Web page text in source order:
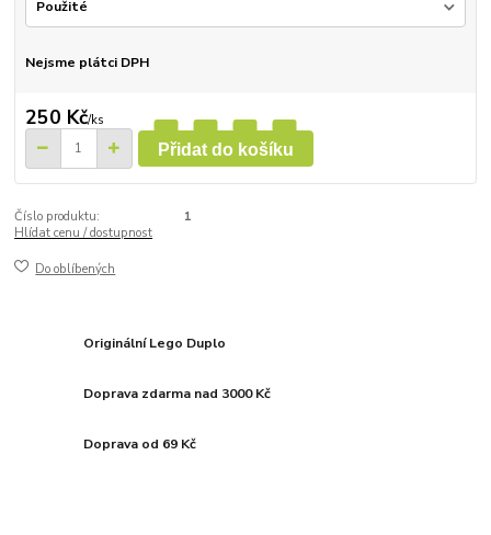
Nejsme plátci DPH
250 Kč/ks
Přidat do košíku
Číslo produktu:
1
Hlídat cenu / dostupnost
Do oblíbených
Originální Lego Duplo
Doprava zdarma nad 3000 Kč
Doprava od 69 Kč